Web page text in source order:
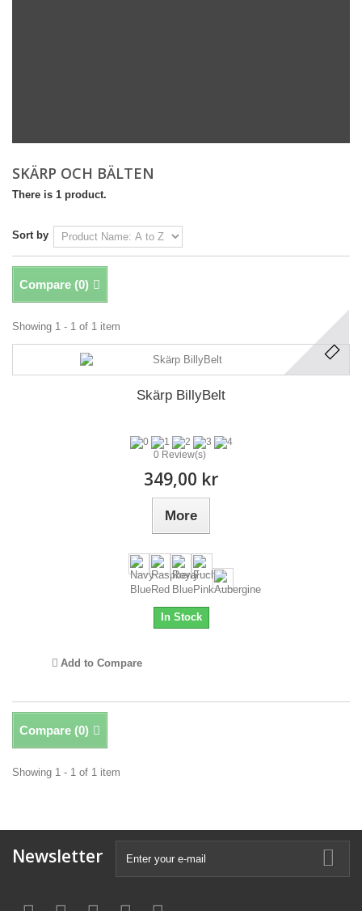
SKÄRP OCH BÄLTEN
There is 1 product.
Sort by
Compare (0)
Showing 1 - 1 of 1 item
Skärp BillyBelt
0 Review(s)
349,00 kr
More
In Stock
Add to Compare
Compare (0)
Showing 1 - 1 of 1 item
Newsletter